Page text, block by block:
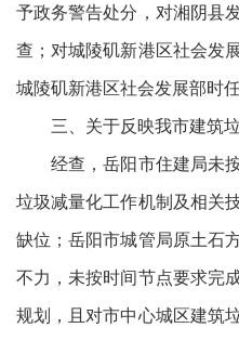
予政务警告处分，对湘阴县
查；对城陵矶新港区社会发
城陵矶新港区社会发展部时
三、关于反映我市建筑垃
经查，岳阳市住建局未按
垃圾减量化工作机制及相关
缺位；岳阳市城管局原土石
不力，未按时间节点要求完
规划，且对市中心城区建筑